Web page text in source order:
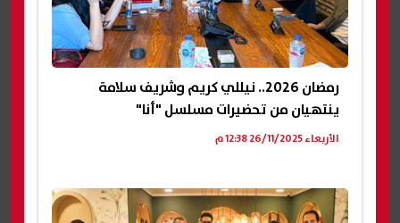
رمضان 2026.. نيللي كريم وشريف سلامة
ينتهيان من تحضيرات مسلسل "أنا"
الأربعاء 26/11/2025 12:38 م